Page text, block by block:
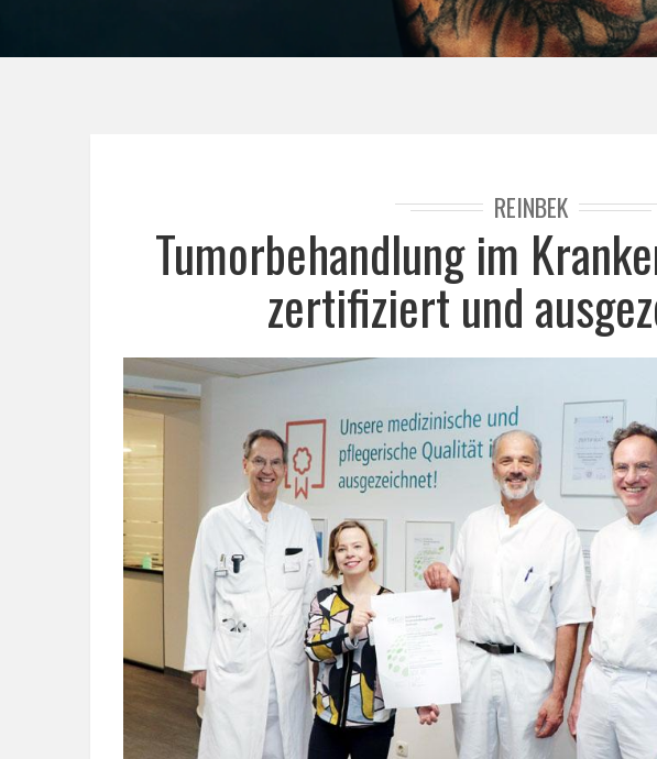
REINBEK
Tumorbehandlung im
zertifiziert und